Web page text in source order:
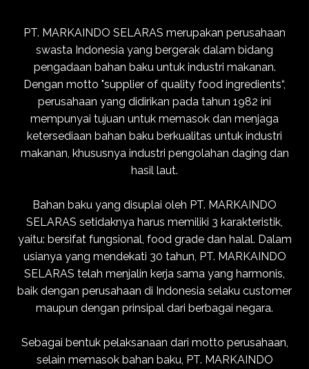
PT. MARKAINDO SELARAS merupakan perusahaan
swasta Indonesia yang bergerak dalam bidang
pengadaan bahan baku untuk industri makanan.
Dengan motto "supplier of quality food ingredients“,
perusahaan yang didirikan pada tahun 1982 ini
mempunyai tujuan untuk memasok dan menjaga
ketersediaan bahan baku berkualitas untuk industri
makanan, khususnya industri pengolahan daging dan
hasil laut.
Bahan baku yang disuplai oleh PT. MARKAINDO
SELARAS setidaknya harus memiliki 3 karakteristik,
yaitu: bersifat fungsional, food grade dan halal. Dalam
usianya yang mendekati 30 tahun, PT. MARKAINDO
SELARAS telah menjalin kerja sama yang harmonis,
baik dengan perusahaan di Indonesia selaku customer
maupun dengan prinsipal dari berbagai negara.
Sebagai bentuk pelaksanaan dari motto perusahaan,
selain memasok bahan baku, PT. MARKAINDO